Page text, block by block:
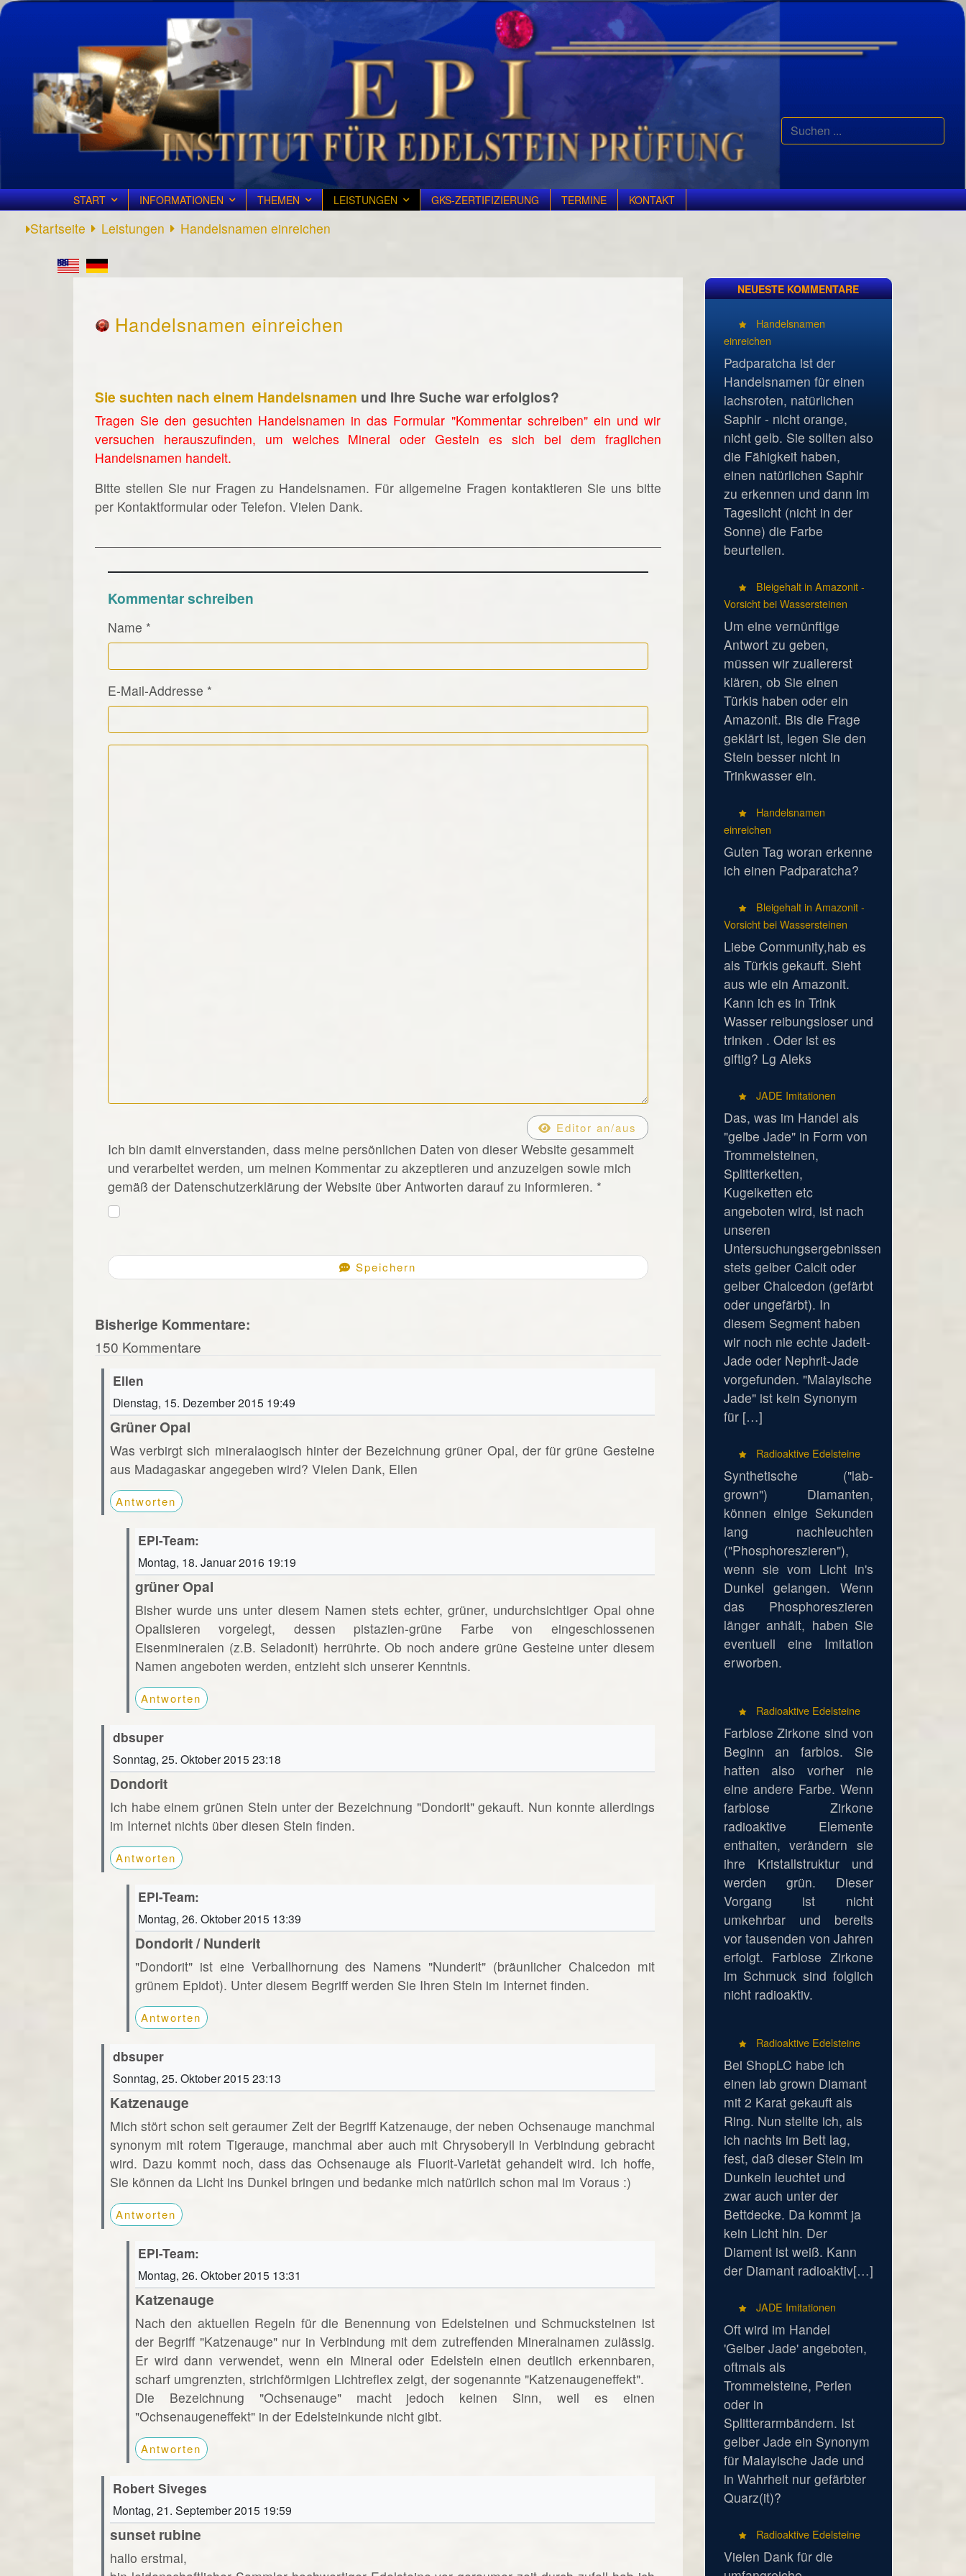
Suchen
...
START INFORMATIONEN THEMEN LEISTUNGEN GKS-ZERTIFIZIERUNG TERMINE KONTAKT
Startseite Leistungen Handelsnamen einreichen
Handelsnamen einreichen
Sie suchten nach einem Handelsnamen und Ihre Suche war erfolglos?
Tragen Sie den gesuchten Handelsnamen in das Formular "Kommentar schreiben" ein und wir
versuchen herauszufinden, um welches Mineral oder Gestein es sich bei dem fraglichen
Handelsnamen handelt.
Bitte stellen Sie nur Fragen zu Handelsnamen. Für allgemeine Fragen kontaktieren Sie uns bitte
per Kontaktformular oder Telefon. Vielen Dank.
Kommentar schreiben
Name *
E-Mail-Addresse *
Kommentar Text
Editor an/aus
Ich bin damit einverstanden, dass meine persönlichen Daten von dieser Website gesammelt
und verarbeitet werden, um meinen Kommentar zu akzeptieren und anzuzeigen sowie mich
gemäß der Datenschutzerklärung der Website über Antworten darauf zu informieren. *
Speichern
Bisherige Kommentare:
150 Kommentare
Ellen
Dienstag, 15. Dezember 2015 19:49
Grüner Opal
Was verbirgt sich mineralaogisch hinter der Bezeichnung grüner Opal, der für grüne Gesteine
aus Madagaskar angegeben wird? Vielen Dank, Ellen
Antworten
EPI-Team:
Montag, 18. Januar 2016 19:19
grüner Opal
Bisher wurde uns unter diesem Namen stets echter, grüner, undurchsichtiger Opal ohne
Opalisieren vorgelegt, dessen pistazien-grüne Farbe von eingeschlossenen
Eisenmineralen (z.B. Seladonit) herrührte. Ob noch andere grüne Gesteine unter diesem
Namen angeboten werden, entzieht sich unserer Kenntnis.
Antworten
dbsuper
Sonntag, 25. Oktober 2015 23:18
Dondorit
Ich habe einem grünen Stein unter der Bezeichnung "Dondorit" gekauft. Nun konnte allerdings
im Internet nichts über diesen Stein finden.
Antworten
EPI-Team:
Montag, 26. Oktober 2015 13:39
Dondorit / Nunderit
"Dondorit" ist eine Verballhornung des Namens "Nunderit" (bräunlicher Chalcedon mit
grünem Epidot). Unter diesem Begriff werden Sie Ihren Stein im Internet finden.
Antworten
dbsuper
Sonntag, 25. Oktober 2015 23:13
Katzenauge
Mich stört schon seit geraumer Zeit der Begriff Katzenauge, der neben Ochsenauge manchmal
synonym mit rotem Tigerauge, manchmal aber auch mit Chrysoberyll in Verbindung gebracht
wird. Dazu kommt noch, dass das Ochsenauge als Fluorit-Varietät gehandelt wird. Ich hoffe,
Sie können da Licht ins Dunkel bringen und bedanke mich natürlich schon mal im Voraus :)
Antworten
EPI-Team:
Montag, 26. Oktober 2015 13:31
Katzenauge
Nach den aktuellen Regeln für die Benennung von Edelsteinen und Schmucksteinen ist
der Begriff "Katzenauge" nur in Verbindung mit dem zutreffenden Mineralnamen zulässig.
Er wird dann verwendet, wenn ein Mineral oder Edelstein einen deutlich erkennbaren,
scharf umgrenzten, strichförmigen Lichtreflex zeigt, der sogenannte "Katzenaugeneffekt".
Die Bezeichnung "Ochsenauge" macht jedoch keinen Sinn, weil es einen
"Ochsenaugeneffekt" in der Edelsteinkunde nicht gibt.
Antworten
Robert Siveges
Montag, 21. September 2015 19:59
sunset rubine
hallo erstmal,
NEUESTE KOMMENTARE
Handelsnamen
einreichen
Padparatcha ist der
Handelsnamen für einen
lachsroten, natürlichen
Saphir - nicht orange,
nicht gelb. Sie sollten also
die Fähigkeit haben,
einen natürlichen Saphir
zu erkennen und dann im
Tageslicht (nicht in der
Sonne) die Farbe
beurteilen.
Bleigehalt in Amazonit -
Vorsicht bei Wassersteinen
Um eine vernünftige
Antwort zu geben,
müssen wir zuallererst
klären, ob Sie einen
Türkis haben oder ein
Amazonit. Bis die Frage
geklärt ist, legen Sie den
Stein besser nicht in
Trinkwasser ein.
Handelsnamen
einreichen
Guten Tag woran erkenne
ich einen Padparatcha?
Bleigehalt in Amazonit -
Vorsicht bei Wassersteinen
Liebe Community,hab es
als Türkis gekauft. Sieht
aus wie ein Amazonit.
Kann ich es in Trink
Wasser reibungsloser und
trinken . Oder ist es
giftig? Lg Aleks
JADE Imitationen
Das, was im Handel als
"gelbe Jade" in Form von
Trommelsteinen,
Splitterketten,
Kugelketten etc
angeboten wird, ist nach
unseren
Untersuchungsergebnissen
stets gelber Calcit oder
gelber Chalcedon (gefärbt
oder ungefärbt). In
diesem Segment haben
wir noch nie echte Jadeit-
Jade oder Nephrit-Jade
vorgefunden. "Malayische
Jade" ist kein Synonym
für […]
Radioaktive Edelsteine
Synthetische ("lab-
grown") Diamanten,
können einige Sekunden
lang nachleuchten
("Phosphoreszieren"),
wenn sie vom Licht in's
Dunkel gelangen. Wenn
das Phosphoreszieren
länger anhält, haben Sie
eventuell eine Imitation
erworben.
Radioaktive Edelsteine
Farblose Zirkone sind von
Beginn an farblos. Sie
hatten also vorher nie
eine andere Farbe. Wenn
farblose Zirkone
radioaktive Elemente
enthalten, verändern sie
ihre Kristallstruktur und
werden grün. Dieser
Vorgang ist nicht
umkehrbar und bereits
vor tausenden von Jahren
erfolgt. Farblose Zirkone
im Schmuck sind folglich
nicht radioaktiv.
Radioaktive Edelsteine
Bei ShopLC habe ich
einen lab grown Diamant
mit 2 Karat gekauft als
Ring. Nun stellte ich, als
ich nachts im Bett lag,
fest, daß dieser Stein im
Dunkeln leuchtet und
zwar auch unter der
Bettdecke. Da kommt ja
kein Licht hin. Der
Diament ist weiß. Kann
der Diamant radioaktiv[…]
JADE Imitationen
Oft wird im Handel
'Gelber Jade' angeboten,
oftmals als
Trommelsteine, Perlen
oder in
Splitterarmbändern. Ist
gelber Jade ein Synonym
für Malayische Jade und
in Wahrheit nur gefärbter
Quarz(it)?
Radioaktive Edelsteine
Vielen Dank für die